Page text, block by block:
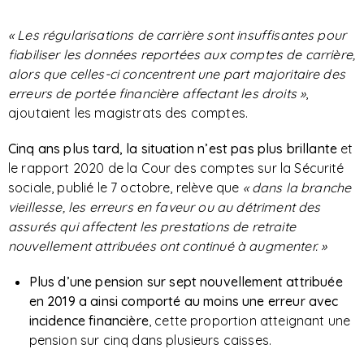
« Les régularisations de carrière sont insuffisantes pour
fiabiliser les données reportées aux comptes de carrière,
alors que celles-ci concentrent une part majoritaire des
erreurs de portée financière affectant les droits »,
ajoutaient les magistrats des comptes.
Cinq ans plus tard, la situation n’est pas plus brillante et
le rapport 2020 de la Cour des comptes sur la Sécurité
sociale, publié le 7 octobre, relève que « dans la branche
vieillesse, les erreurs en faveur ou au détriment des
assurés qui affectent les prestations de retraite
nouvellement attribuées ont continué à augmenter. »
Plus d’une pension sur sept nouvellement attribuée
en 2019 a ainsi comporté au moins une erreur avec
incidence financière, cette proportion atteignant une
pension sur cinq dans plusieurs caisses.